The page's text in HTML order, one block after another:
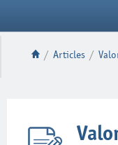
/ Articles /